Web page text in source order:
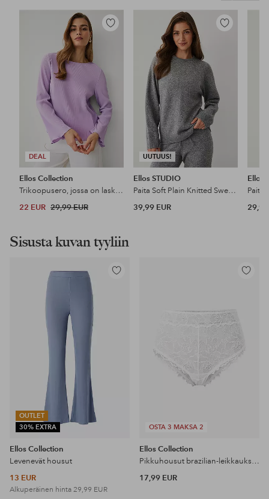
DEAL
Lisää
Ellos Collection
Trikoopusero, jossa on laskoksia
22 EUR 29,99 EUR
UUTUUS!
Lisää
Ellos STUDIO
Paita Soft Plain Knitted Sweater LS
39,99 EUR
Ellos
Paita
29,99
Sisusta kuvan tyyliin
OUTLET
30% EXTRA
Lisää
Ellos Collection
Levenevät housut
13 EUR
Alkuperäinen hinta 29,99 EUR
OSTA 3 MAKSA 2
Lisää
Ellos Collection
Pikkuhousut brazilian-leikkauksella
17,99 EUR